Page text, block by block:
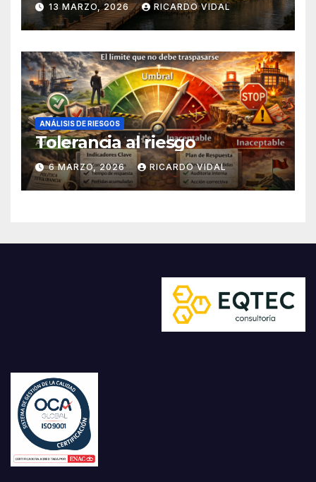
13 MARZO, 2026 RICARDO VIDAL
ANÁLISIS DE RIESGOS
Tolerancia al riesgo
6 MARZO, 2026 RICARDO VIDAL